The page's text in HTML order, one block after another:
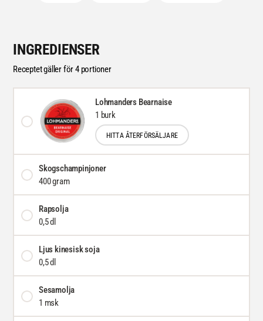
INGREDIENSER
Receptet gäller för 4 portioner
Lohmanders Bearnaise
1 burk
HITTA ÅTERFÖRSÄLJARE
Skogschampinjoner
400 gram
Rapsolja
0,5 dl
Ljus kinesisk soja
0,5 dl
Sesamolja
1 msk